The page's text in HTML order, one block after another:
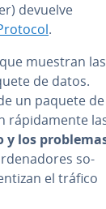
devuelve
.
muestran las
de datos.
un paquete de
rá­pi­da­me­n­te
y los
so­
el tráfico